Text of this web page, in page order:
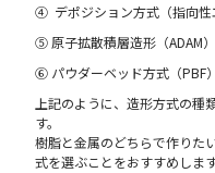
④ デポジション方式（指向性
⑤ 原子拡散積層造形（ADAM
⑥ パウダーベッド方式（PBF
上記のように、造形方式の種
す。
樹脂と金属のどちらで作りた
式を選ぶことをおすすめします